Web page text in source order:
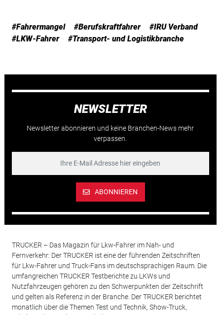
#Fahrermangel #Berufskraftfahrer
#IRU Verband
#LKW-Fahrer
#Transport- und Logistikbranche
NEWSLETTER
Newsletter abonnieren und keine Branchen-News mehr
verpassen.
ABONNIEREN
TRUCKER – Das Magazin für Lkw-Fahrer im Nah- und
Fernverkehr: Der TRUCKER ist eine der führenden Zeitschriften
für Lkw-Fahrer und Truck-Fans im deutschsprachigen Raum. Die
umfangreichen TRUCKER Testberichte zu LKWs und
Nutzfahrzeugen gehören zu den Schwerpunkten der Zeitschrift
und gelten als Referenz in der Branche. Der TRUCKER berichtet
monatlich über die Themen Test und Technik, Show-Truck,